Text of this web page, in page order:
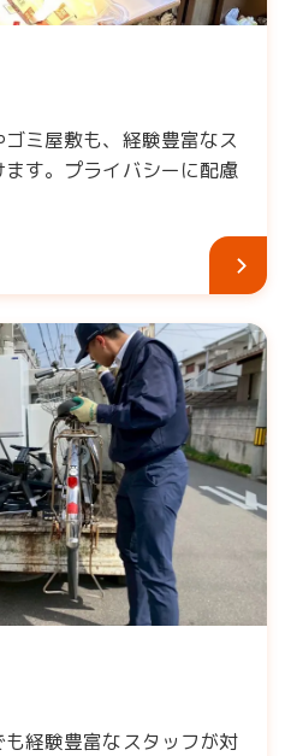
ミ屋敷も、経験豊富なス
す。プライバシーに配慮
経験豊富なスタッフが対